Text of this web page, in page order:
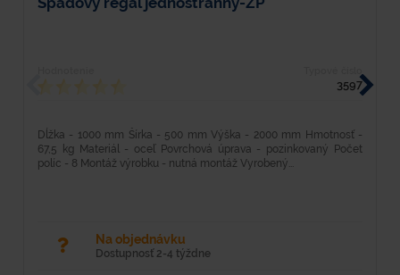
3597
Dĺžka - 1000 mm Šírka - 500 mm Výška - 2000 mm Hmotnosť -
67,5 kg Materiál - oceľ Povrchová úprava - pozinkovaný Počet
políc - 8 Montáž výrobku - nutná montáž Vyrobený...
Na objednávku
Dostupnosť 2-4 týždne